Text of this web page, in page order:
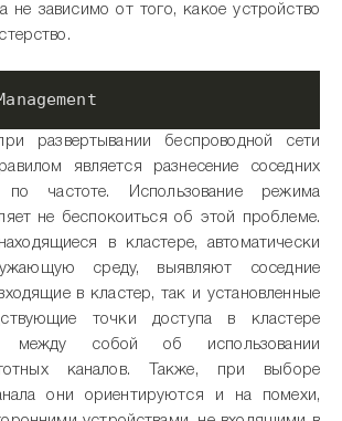
не зависимо от того, какое устройство
развертывании беспроводной сети
является разнесение соседних
по частоте. Использование режима
не беспокоиться об этой проблеме.
в кластере, автоматически
среду, выявляют соседние
в кластер, так и установленные
точки доступа в кластере
между собой об использовании
каналов. Также, при выборе
они ориентируются и на помехи,